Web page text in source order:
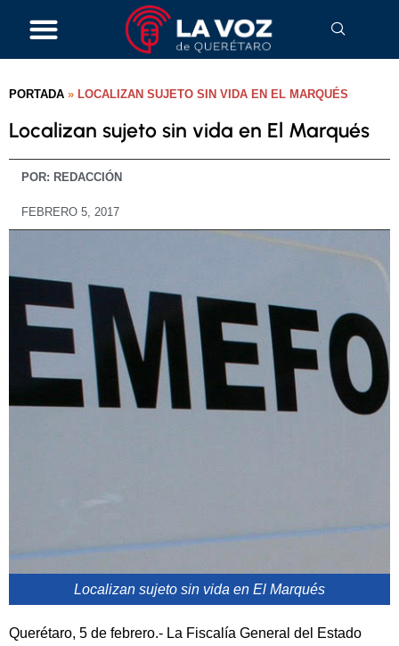
PORTADA » LOCALIZAN SUJETO SIN VIDA EN EL MARQUÉS
Localizan sujeto sin vida en El Marqués
POR: REDACCIÓN
FEBRERO 5, 2017
Localizan sujeto sin vida en El Marqués
Querétaro, 5 de febrero.- La Fiscalía General del Estado